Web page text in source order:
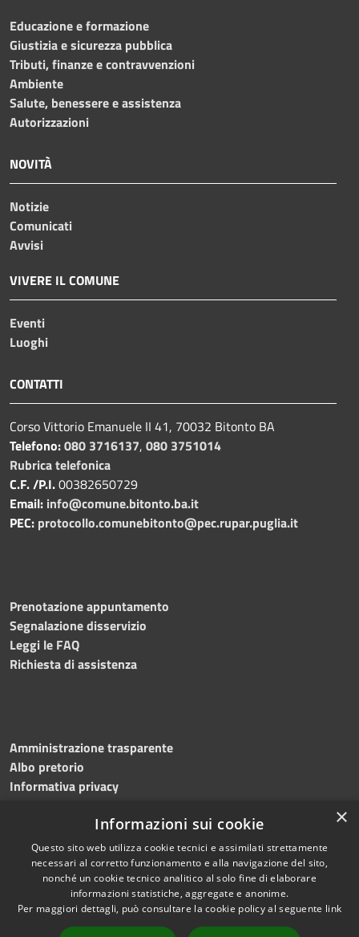
Educazione e formazione
Giustizia e sicurezza pubblica
Tributi, finanze e contravvenzioni
Ambiente
Salute, benessere e assistenza
Autorizzazioni
NOVITÀ
Notizie
Comunicati
Avvisi
VIVERE IL COMUNE
Eventi
Luoghi
CONTATTI
Corso Vittorio Emanuele II 41, 70032 Bitonto BA
Telefono:080 3716137, 080 3751014
Rubrica telefonica
C.F. /P.I.00382650729
Email: info@comune.bitonto.ba.it
PEC: protocollo.comunebitonto@pec.rupar.puglia.it
Prenotazione appuntamento
Segnalazione disservizio
Leggi le FAQ
Richiesta di assistenza
Amministrazione trasparente
Albo pretorio
Informativa privacy
Dichiarazione di accessibilità Meccanismo di feedback
RSS
Accessibilità
Copyright © 2026 • Comune di
Bitonto • Powered by
×
Informazioni sui cookie
Questo sito web utilizza cookie tecnici e assimilati strettamente
necessari al corretto funzionamento e alla navigazione del sito,
nonché un cookie tecnico analitico al solo fine di elaborare
informazioni statistiche, aggregate e anonime.
Per maggiori dettagli, può consultare la cookie policy al seguente link